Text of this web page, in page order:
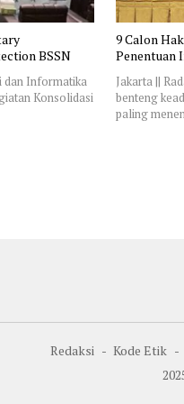
BSSN
dan Informatika
Konsolidasi
9 Calon
Penentuan
Jakarta ||
benteng
paling
Redaksi Kode Etik